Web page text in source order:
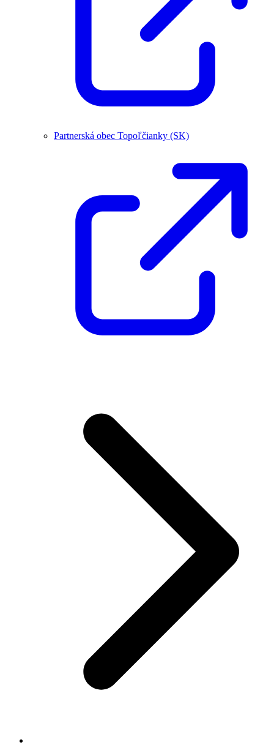
Partnerská obec Topoľčianky (SK)